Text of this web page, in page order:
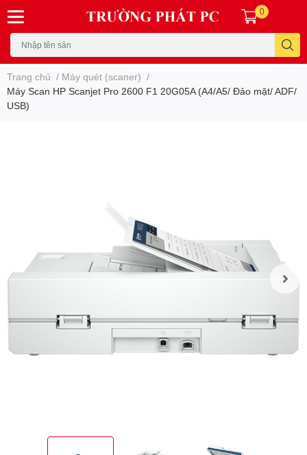
0
Trang chủ / Máy quét (scaner) /
Máy Scan HP Scanjet Pro 2600 F1 20G05A (A4/A5/ Đảo mặt/ ADF/
USB)